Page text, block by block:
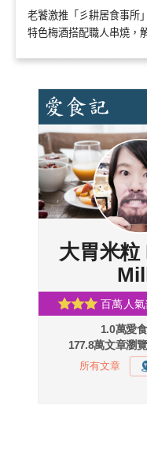
老饕激推「彡耕居食事所
特色梅酒搭配職人串燒，